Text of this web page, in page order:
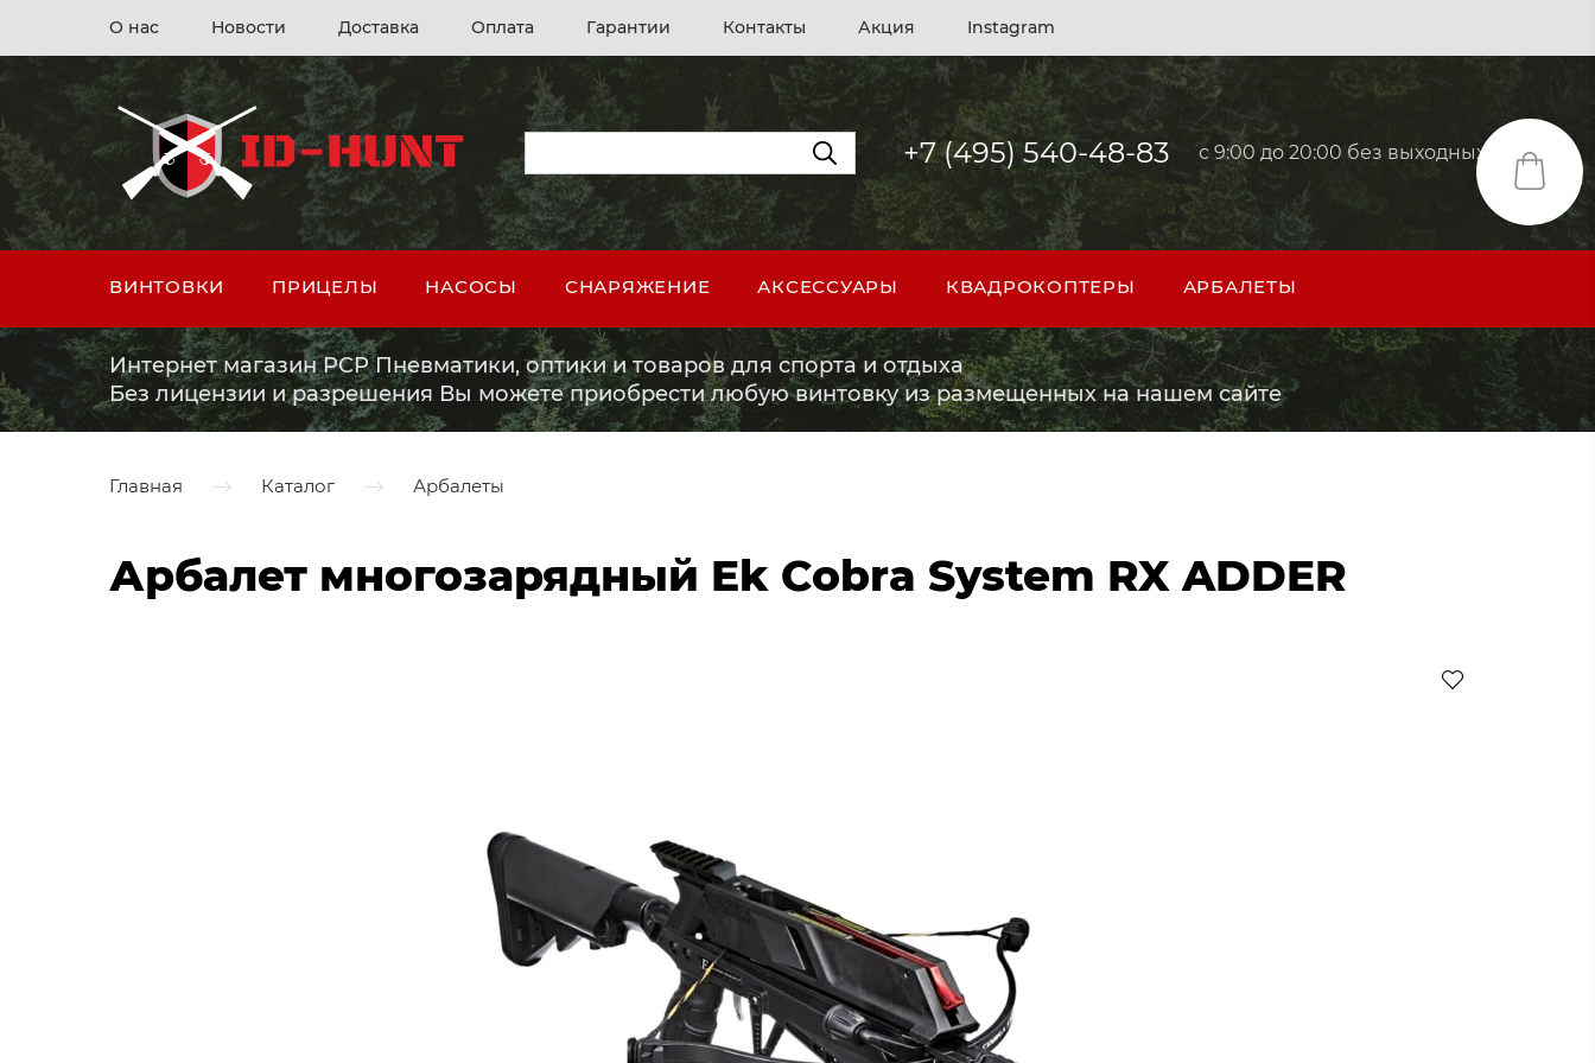
О нас Новости Доставка Оплата Гарантии Контакты Акция Instagram
+7 (495) 540-48-83 с 9:00 до 20:00 без выходных
ВИНТОВКИ ПРИЦЕЛЫ НАСОСЫ СНАРЯЖЕНИЕ АКСЕССУАРЫ КВАДРОКОПТЕРЫ АРБАЛЕТЫ
Интернет магазин PCP Пневматики, оптики и товаров для спорта и отдыха
Без лицензии и разрешения Вы можете приобрести любую винтовку из размещенных на нашем сайте
Главная Каталог Арбалеты
Арбалет многозарядный Ek Cobra System RX ADDER